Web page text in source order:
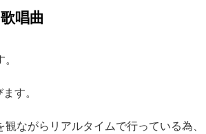
唱曲
す。
ながらリアルタイムで行っている為、